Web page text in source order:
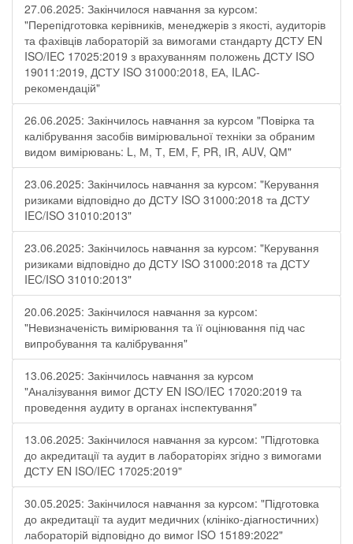
27.06.2025: Закінчилося навчання за курсом:
"Перепідготовка керівників, менеджерів з якості, аудиторів
та фахівців лабораторій за вимогами стандарту ДСТУ EN
ISO/IEC 17025:2019 з врахуванням положень ДСТУ ISO
19011:2019, ДСТУ ISO 31000:2018, ЕА, ILAC-
рекомендацій"
26.06.2025: Закінчилось навчання за курсом "Повірка та
калібрування засобів вимірювальної техніки за обраним
видом вимірювань: L, М, Т, ЕМ, F, РR, ІR, АUV, QМ"
23.06.2025: Закінчилось навчання за курсом: "Керування
ризиками відповідно до ДСТУ ISO 31000:2018 та ДСТУ
IEC/ISO 31010:2013"
23.06.2025: Закінчилось навчання за курсом: "Керування
ризиками відповідно до ДСТУ ISO 31000:2018 та ДСТУ
IEC/ISO 31010:2013"
20.06.2025: Закінчилося навчання за курсом:
"Невизначеність вимірювання та її оцінювання під час
випробування та калібрування"
13.06.2025: Закінчилось навчання за курсом
"Аналізування вимог ДСТУ EN ISO/IEC 17020:2019 та
проведення аудиту в органах інспектування"
13.06.2025: Закінчилося навчання за курсом: "Підготовка
до акредитації та аудит в лабораторіях згідно з вимогами
ДСТУ EN ISO/IEC 17025:2019"
30.05.2025: Закінчилося навчання за курсом: "Підготовка
до акредитації та аудит медичних (клініко-діагностичних)
лабораторій відповідно до вимог ISO 15189:2022"